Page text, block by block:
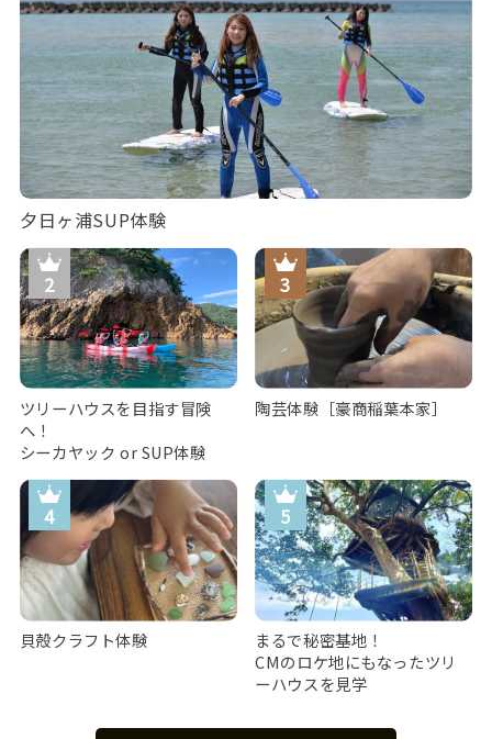
夕日ヶ浦SUP体験
ツリーハウスを目指す冒険
へ！
シーカヤック or SUP体験
陶芸体験［豪商稲葉本家］
貝殻クラフト体験
まるで秘密基地！
CMのロケ地にもなったツリ
ーハウスを見学